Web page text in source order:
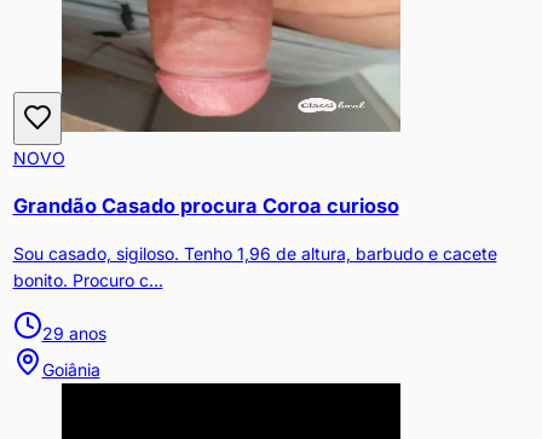
NOVO
Grandão Casado procura Coroa curioso
Sou casado, sigiloso. Tenho 1,96 de altura, barbudo e cacete
bonito. Procuro c...
29 anos
Goiânia